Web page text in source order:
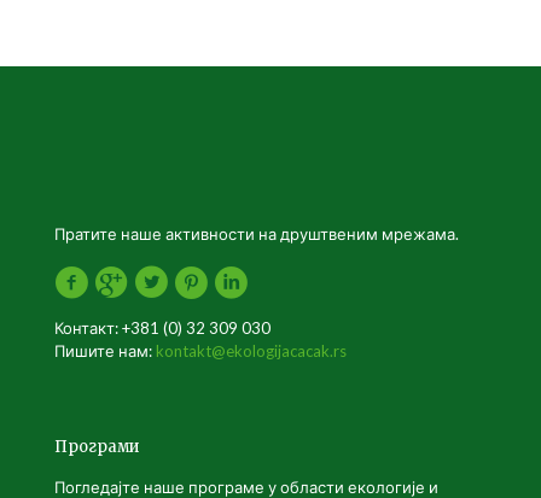
Пратите наше активности на друштвеним мрежама.
Контакт: +381 (0) 32 309 030
Пишите нам: kontakt@ekologijacacak.rs
Програми
Погледајте наше програме у области екологије и